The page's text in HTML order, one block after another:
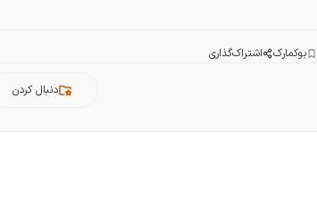
بوکمارک اشتراک‌گذاری
دنبال کردن